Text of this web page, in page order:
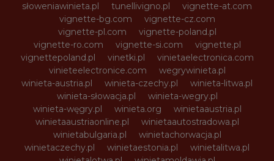
słoweniawinieta.pl
tunellivigno.pl
vignette-at.com
vignette-bg.com
vignette-cz.com
vignette-pl.com
vignette-poland.pl
vignette-ro.com
vignette-si.com
vignette.pl
vignettepoland.pl
vinetki.pl
vinietaelectronica.com
vinieteelectronice.com
wegrywinieta.pl
winieta-austria.pl
winieta-czechy.pl
winieta-litwa.pl
winieta-słowacja.pl
winieta-wegry.pl
winieta-węgry.pl
winieta.org
winietaaustria.pl
winietaaustriaonline.pl
winietaautostradowa.pl
winietabulgaria.pl
winietachorwacja.pl
winietaczechy.pl
winietaestonia.pl
winietalitwa.pl